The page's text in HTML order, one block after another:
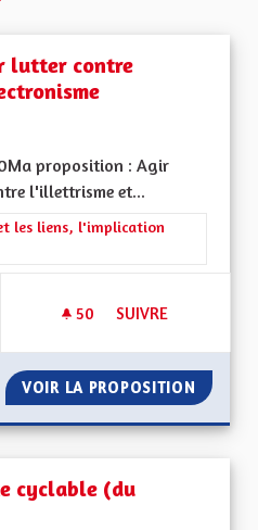
lutter contre
proposition : Agir
l'illettrisme et...
: Les solidarités, les soins
les liens, l'implication
50 50 ABONNÉS
SUIVRE
VOIR LA PROPOSITION AGIR
cyclable (du